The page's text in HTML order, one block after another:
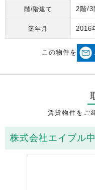
階/階建て 2階/3
築年月 2016
この物件を
賃貸物件をご
株式会社エイブル